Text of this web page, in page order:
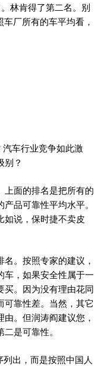
林肯得了第二名。别
厂所有的车平均看，
车行业竞争如此激
别？
上面的排名是把所有的
品可靠性平均水平。
如说，保时捷不卖皮
。按照专家的建议，
车，如果安全性属于一
买。因为没有理由花同
可靠性差。当然，其它
。但润涛阎建议您，
是可靠性。
出，而是按照中国人